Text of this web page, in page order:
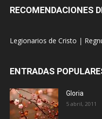
RECOMENDACIONES
Legionarios de Cristo |
ENTRADAS
Gloria
5 abril, 2011